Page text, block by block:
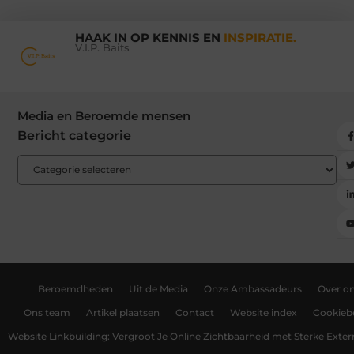
HAAK IN OP KENNIS EN INSPIRATIE.
V.I.P. Baits
Media en Beroemde mensen
Bericht categorie
Beroemdheden Uit de Media Onze Ambassadeurs Over
Ons team Artikel plaatsen Contact Website index
Website Linkbuilding: Vergroot Je Online Zichtbaarheid met Sterke